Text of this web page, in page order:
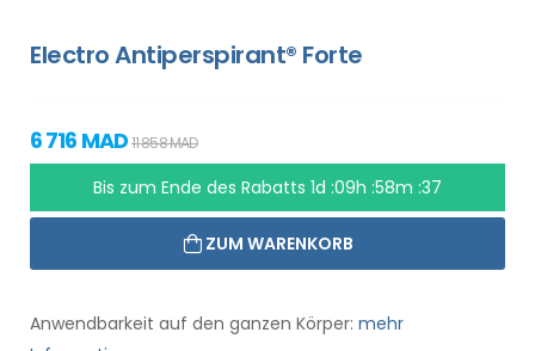
Electro Antiperspirant® Forte
6 716 MAD11 858 MAD
Bis zum Ende des Rabatts 1d :09h :58m :36
ZUM WARENKORB
Anwendbarkeit auf den ganzen Körper: mehr